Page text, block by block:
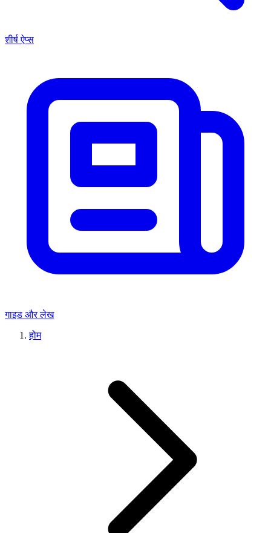
शीर्ष ऐप्स
गाइड और लेख
होम